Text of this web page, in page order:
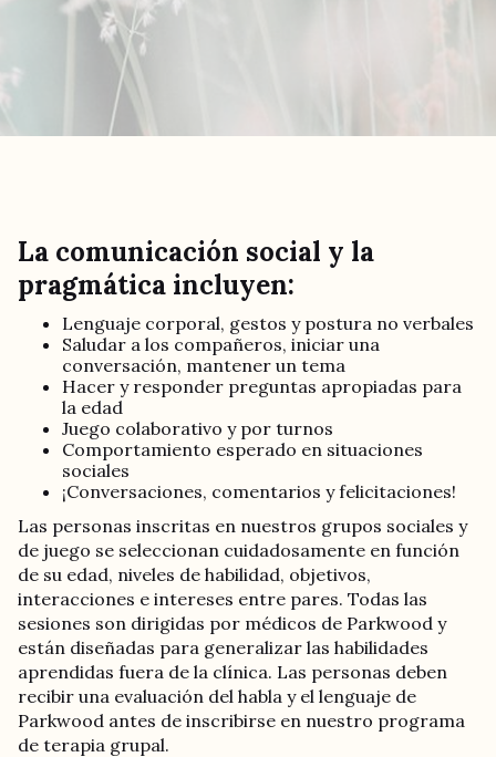
La comunicación social y la
pragmática incluyen:
Lenguaje corporal, gestos y postura no verbales
Saludar a los compañeros, iniciar una
conversación, mantener un tema
Hacer y responder preguntas apropiadas para
la edad
Juego colaborativo y por turnos
Comportamiento esperado en situaciones
sociales
¡Conversaciones, comentarios y felicitaciones!
Las personas inscritas en nuestros grupos sociales y
de juego se seleccionan cuidadosamente en función
de su edad, niveles de habilidad, objetivos,
interacciones e intereses entre pares. Todas las
sesiones son dirigidas por médicos de Parkwood y
están diseñadas para generalizar las habilidades
aprendidas fuera de la clínica. Las personas deben
recibir una evaluación del habla y el lenguaje de
Parkwood antes de inscribirse en nuestro programa
de terapia grupal.